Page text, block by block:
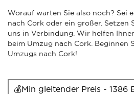
Worauf warten Sie also noch? Sei
nach Cork oder ein großer. Setzen
uns in Verbindung. Wir helfen
beim Umzug nach Cork. Beginnen
Umzugs nach Cork!
💰Min gleitender Preis - 1386